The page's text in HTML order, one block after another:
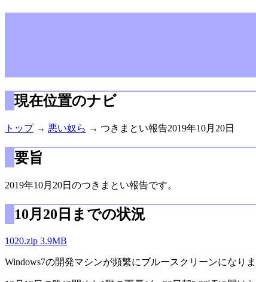
現在位置のナビ
トップ→ 悪い奴ら → つきまとい報告2019年10月20日
要旨
2019年10月20日のつきまとい報告です。
10月20日までの状況
1020.zip 3.9MB
Windows7の開発マシンが頻繁にブルースクリーンになりま